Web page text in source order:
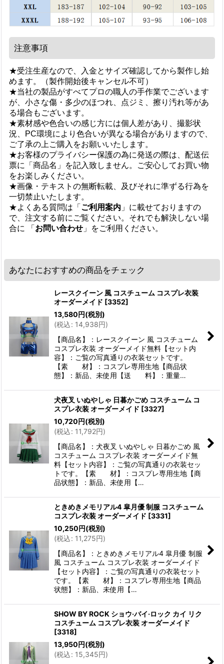
注意事項
★受注生産なので、入金とサイズ確認してから製作し始
めます。（製作開始後キャンセル不可）
★当社の製品がすべてプロの職人の手作業でございます
が、小さな傷・多少のほつれ、点ジミ、擦り汚れ等があ
る場合もございます。
★素材感や色合いの感じ方には個人差があり、撮影状
況、PC環境により色合いが異なる場合がありますので、
ご了承の上ご購入をお願いいたします。
★お客様のプライバシー保護の為に発送の際は、配送伝
票に「商品名」を記入致しません。ご安心してお買い物
をお楽しみください。
★画像・テキストの無断転載、及びそれに準ずる行為を
一切禁止いたします。
★よくある質問は「 ご利用案内 」に載せておりますの
で、注文する前にご覧ください。それでも解決しない場
合に 「 お問い合わせ 」をご利用ください。
あなたにおすすめの商品をチェック
レースクイーン 風 コスチューム コスプレ衣装
オーダーメイド [3352]
13,580円(税別)
(税込: 14,938円)
【商品名】：レースクイーン 風 コスチューム
コスプレ衣装 オーダーメイド無料【セット内
容】：ご覧の写真通りの衣装セットです。
【素 材】：コスプレ専用生地【商品状
態】：新品、未使用【送 料】：重量…
犬夜叉 いぬやしゃ 日暮かごめ コスチューム コ
スプレ衣装 オーダーメイド [3327]
10,720円(税別)
(税込: 11,792円)
【商品名】：犬夜叉 いぬやしゃ 日暮かごめ 風
コスチューム コスプレ衣装 オーダーメイド無
料【セット内容】：ご覧の写真通りの衣装セッ
トです。【素 材】：コスプレ専用生地【商
品状態】：新品、未使用【…
ときめきメモリアル4 皐月優 制服 コスチューム
コスプレ衣装 オーダーメイド [3331]
10,250円(税別)
(税込: 11,275円)
【商品名】：ときめきメモリアル4 皐月優 制服
風 コスチューム コスプレ衣装 オーダーメイド
【セット内容】：ご覧の写真通りの衣装セット
です。【素 材】：コスプレ専用生地【商品
状態】：新品、未使用【…
SHOW BY ROCK ショウ·バイ·ロック カイ リク
コスチューム コスプレ衣装 オーダーメイド
[3318]
13,950円(税別)
(税込: 15,345円)